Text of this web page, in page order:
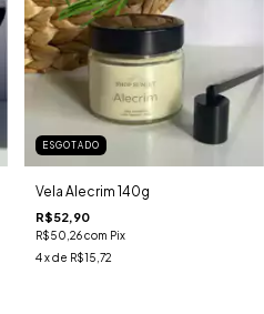
ESGOTADO
Vela Alecrim 140g
R$52,90
R$50,26com Pix
4 x de R$15,72